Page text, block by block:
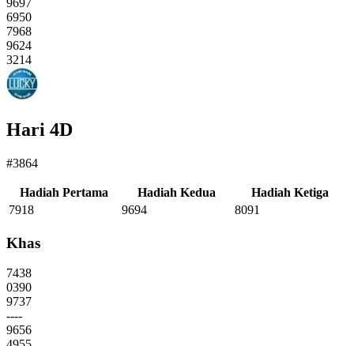
9697
6950
7968
9624
3214
Hari 4D
#3864
Hadiah Pertama Hadiah Kedua
Hadiah Ketiga
7918
9694 8091
Khas
7438
0390
9737
----
9656